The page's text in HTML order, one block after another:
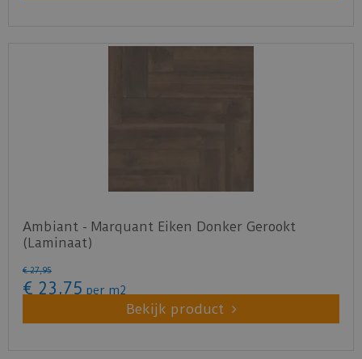
Ambiant - Marquant Eiken Donker Gerookt
(Laminaat)
€ 27,95
€ 23 ,75 per m2
Bekijk product